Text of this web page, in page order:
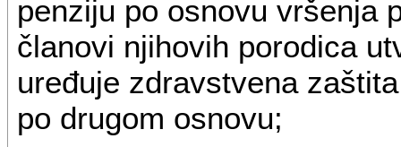
penziju po osnovu vršenja
članovi njihovih porodica
uređuje zdravstvena
po drugom osnovu;